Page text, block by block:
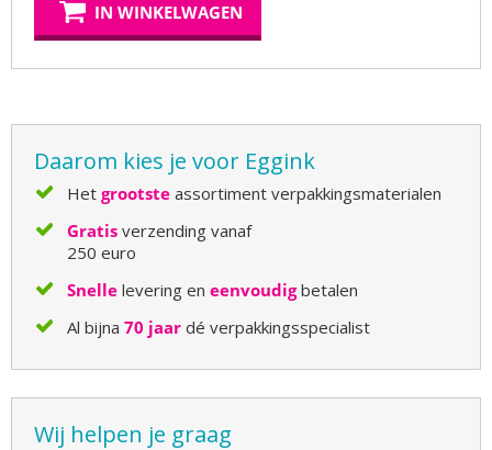
IN WINKELWAGEN
Daarom kies je voor Eggink
Het grootste assortiment verpakkingsmaterialen
Gratis verzending vanaf
250 euro
Snelle levering en eenvoudigbetalen
Al bijna 70 jaar dé verpakkingsspecialist
Wij helpen je graag